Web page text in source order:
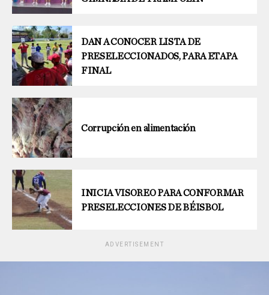
DAN A CONOCER LISTA DE
PRESELECCIONADOS, PARA ETAPA
FINAL
Corrupción en alimentación
INICIA VISOREO PARA CONFORMAR
PRESELECCIONES DE BÉISBOL
ADVERTISEMENT